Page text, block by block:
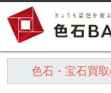
色石・宝石買